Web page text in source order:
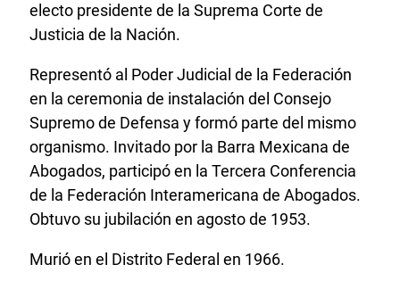
electo presidente de la Suprema Corte de
Justicia de la Nación.
Representó al Poder Judicial de la Federación
en la ceremonia de instalación del Consejo
Supremo de Defensa y formó parte del mismo
organismo. Invitado por la Barra Mexicana de
Abogados, participó en la Tercera Conferencia
de la Federación Interamericana de Abogados.
Obtuvo su jubilación en agosto de 1953.
Murió en el Distrito Federal en 1966.